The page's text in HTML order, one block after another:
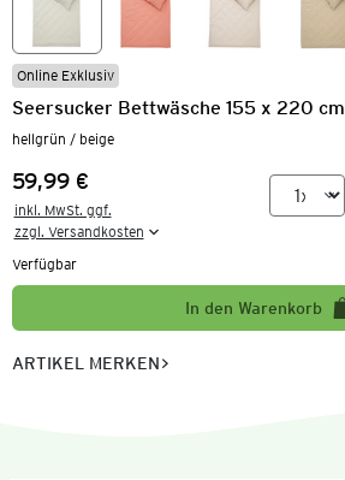
Online Exklusiv
Seersucker Bettwäsche 155 x 220 cm
hellgrün / beige
Preis:
59,99 €
inkl. MwSt. ggf.
zzgl. Versandkosten
Verfügbar
In den Warenkorb
ARTIKEL MERKEN